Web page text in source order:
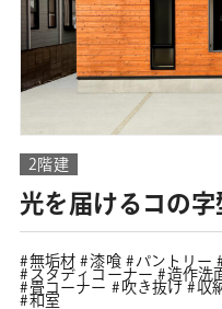
2階建
光を届けるコの字
無垢材 漆喰 パントリー
スタディコーナー
造作洗
畳コーナー
吹き抜け 収
和室